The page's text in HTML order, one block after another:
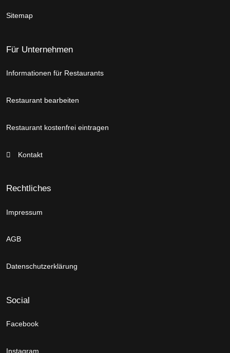
Sitemap
Für Unternehmen
Informationen für Restaurants
Restaurant bearbeiten
Restaurant kostenfrei eintragen
Kontakt
Rechtliches
Impressum
AGB
Datenschutzerklärung
Social
Facebook
Instagram